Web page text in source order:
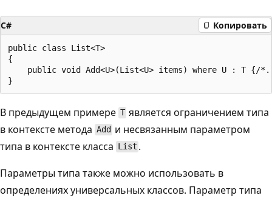
C# Копировать
public class List<T>
{
public void Add<U>(List<U> items) where U : T {/
В предыдущем примере T является ограничением типа
в контексте метода Add и несвязанным параметром
типа в контексте класса List .
Параметры типа также можно использовать в
определениях универсальных классов. Параметр типа